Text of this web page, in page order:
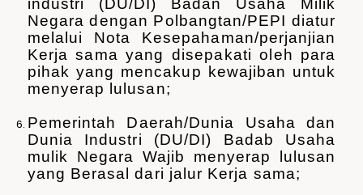
industri (DU/DI) Badan Usaha Milik
Negara dengan Polbangtan/PEPI diatur
melalui Nota Kesepahaman/perjanjian
Kerja sama yang disepakati oleh para
pihak yang mencakup kewajiban untuk
menyerap lulusan;
Pemerintah Daerah/Dunia Usaha dan
Dunia Industri (DU/DI) Badab Usaha
mulik Negara Wajib menyerap lulusan
yang Berasal dari jalur Kerja sama;